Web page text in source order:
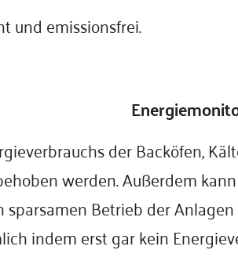
und emissionsfrei.
der Backöfen,
werden. Außerdem
Betrieb der
indem erst gar kein